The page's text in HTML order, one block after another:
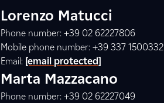
Lorenzo Matucci
Phone number: +39 02 62227806
Mobile phone number: +39 337 1500332
Email: [email protected]
Marta Mazzacano
Phone number: +39 02 62227049